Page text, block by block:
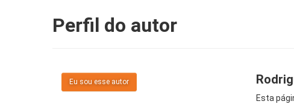
Perfil do autor
Eu sou esse autor
Esta